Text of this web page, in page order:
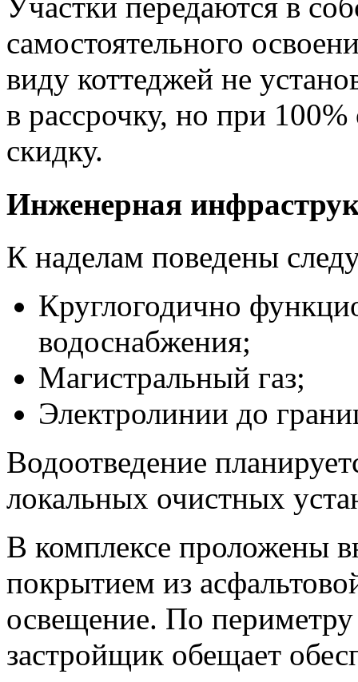
Участки передаются в
самостоятельного
виду коттеджей не
в рассрочку, но при 100%
скидку.
Инженерная
К наделам поведены
Круглогодично
водоснабжения;
Магистральный газ;
Электролинии до
Водоотведение
локальных очистных
В комплексе проложены
покрытием из
освещение. По
застройщик обещает